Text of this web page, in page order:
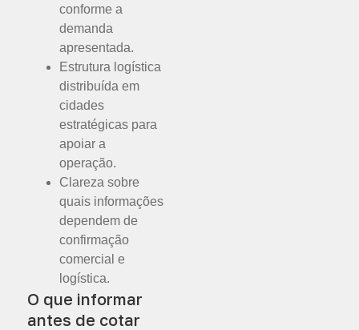
conforme a
demanda
apresentada.
Estrutura logística
distribuída em
cidades
estratégicas para
apoiar a
operação.
Clareza sobre
quais informações
dependem de
confirmação
comercial e
logística.
O que informar
antes de cotar